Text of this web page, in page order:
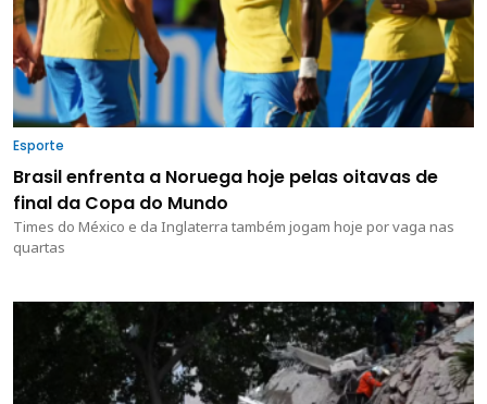
Esporte
Brasil enfrenta a Noruega hoje pelas oitavas de
final da Copa do Mundo
Times do México e da Inglaterra também jogam hoje por vaga nas
quartas